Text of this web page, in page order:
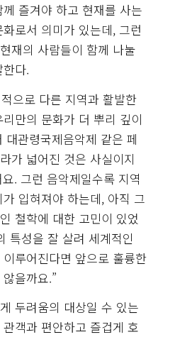
즐겨야 하고 현재를 사는
로서 의미가 있는데, 그런
재의 사람들이 함께 나눌
다.
으로 다른 지역과 활발한
만의 문화가 더 뿌리 깊이
관령국제음악제 같은 페
가 넓어진 것은 사실이지
. 그런 음악제일수록 지역
입혀져야 하는데, 아직 그
철학에 대한 고민이 있었
특성을 잘 살려 세계적인
루어진다면 앞으로 훌륭한
을까요.”
두려움의 대상일 수 있는
객과 편안하고 즐겁게 호